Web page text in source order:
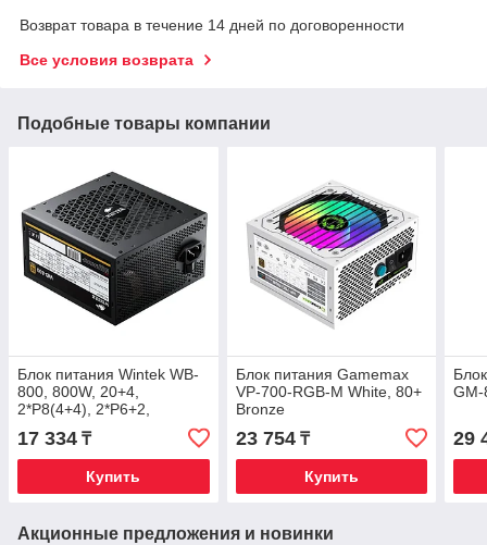
Возврат товара в течение 14 дней по договоренности
Все условия возврата
Подобные товары компании
Блок питания Wintek WB-
800, 800W, 20+4,
2*P8(4+4), 2*P6+2,
6*SATA, 4*MOLEX,
80+Bronze, Full Modular
17 334 ₸
Купить
Блок питания Gamemax
VP-700-RGB-M White, 80+
Bronze
23 754₸
Купить
GM-
29
Акционные предложения и новинки